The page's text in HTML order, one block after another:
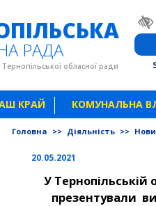
РАДА
обласної ради
КРАЙ КОМУНАЛЬНА
Головна >> Діяльність >>
20.05.2021
У Тернопільській
презентували